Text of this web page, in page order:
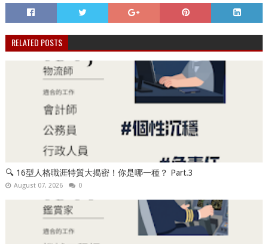
RELATED POSTS
🔍 16型人格職涯特質大揭密！你是哪一種？ Part.3
August 07, 2026 0